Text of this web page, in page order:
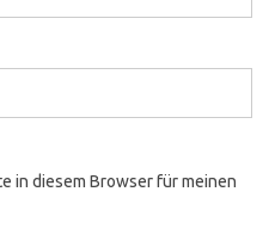
in diesem Browser für meinen